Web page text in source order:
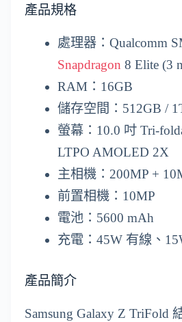
產品規格
處理器：Qualcomm
Snapdragon 8 Elite (3
RAM：16GB
儲存空間：512GB /
螢幕：10.0 吋 Tri-
LTPO AMOLED 2X
主相機：200MP +
前置相機：10MP
電池：5600 mAh
充電：45W 有線、
產品簡介
Samsung Galaxy Z TriFold